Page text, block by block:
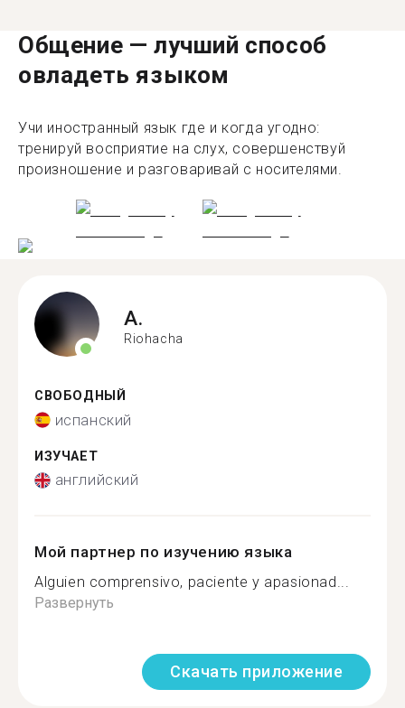
Общение — лучший способ
овладеть языком
Учи иностранный язык где и когда угодно:
тренируй восприятие на слух, совершенствуй
произношение и разговаривай с носителями.
A.
Riohacha
СВОБОДНЫЙ
испанский
ИЗУЧАЕТ
английский
Мой партнер по изучению языка
Alguien comprensivo, paciente y apasionad...
Развернуть
Скачать приложение